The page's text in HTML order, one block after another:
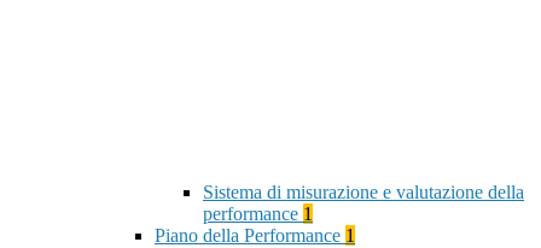
Sistema di misurazione e valutazione della
performance 1
Piano della Performance 1